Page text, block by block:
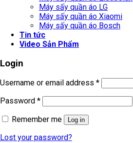
Máy sấy quần áo LG
Máy sấy quần áo Xiaomi
Máy sấy quần áo Bosch
Tin tức
Video Sản Phẩm
Login
Username or email address *
Password *
Remember me
Log in
Lost your password?